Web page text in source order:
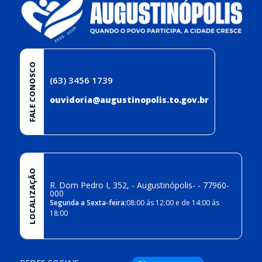
FALE CONOSCO (63) 3456 1739
ouvidoria@augustinopolis.to.gov.br
LOCALIZAÇÃO R. Dom Pedro I, 352, - Augustinópolis- - 77960-
000
Segunda a Sexta-feira:08:00 ás 12:00 e de 14:00 ás
18:00